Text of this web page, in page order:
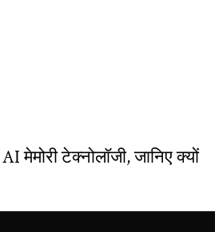
मेमोरी टेक्नोलॉजी, जानिए क्यों